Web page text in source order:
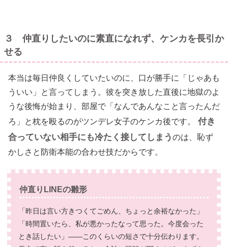
３ 仲直りしたいのに素直になれず、ケンカを長引か
せる
本当は毎日仲良くしていたいのに、口が勝手に「じゃあも
ういい」と言ってしまう。彼を突き放した直後に地獄のよ
うな後悔が始まり、部屋で「なんであんなこと言ったんだ
ろ」と枕を殴るのがツンデレ女子のケンカ後です。
付き
合っていない相手にも冷たく接してしまうのは、恥ず
かしさと防衛本能の合わせ技だからです。
仲直りLINEの雛形
「昨日は言い方きつくてごめん、ちょっと余裕なかった」
「時間置いたら、私が悪かったなって思った。今度会った
とき話したい」——このくらいの短さで十分伝わります。